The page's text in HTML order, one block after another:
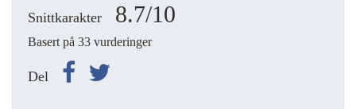
Snittkarakter 8.7/10
Basert på 33 vurderinger
Del